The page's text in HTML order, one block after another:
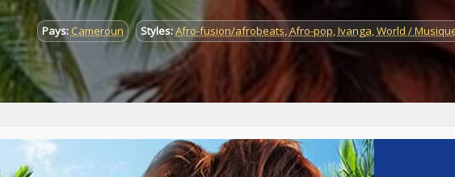
Pays: Cameroun Styles:Afro-fusion/afrobeats,Afro-pop,Ivanga,World /